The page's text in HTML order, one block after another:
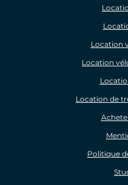
Location
Location
Location de
Politique